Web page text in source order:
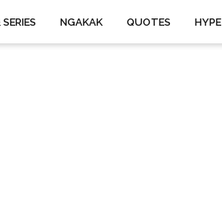
NGAKAK QUOTES HYPE